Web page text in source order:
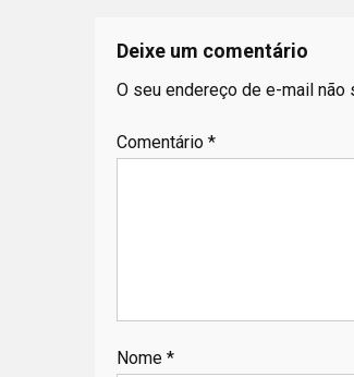
Deixe um comentário
O seu endereço de e-mail não
Comentário *
Nome *